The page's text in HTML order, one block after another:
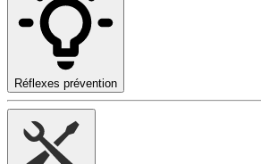
Réflexes prévention